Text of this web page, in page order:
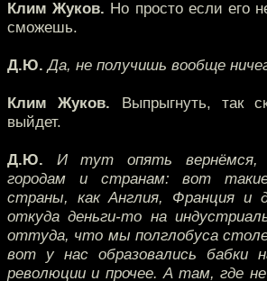
Клим Жуков. Но просто если его
сможешь.
Д.Ю. Да, не получишь вообще
Клим Жуков. Выпрыгнуть, так
выйдет.
Д.Ю. И тут опять вернёмся,
городам и странам: вот
страны, как Англия, Франция и
откуда деньги-то на
оттуда, что мы полглобуса
вот у нас образовались бабки
революции и прочее. А там, где не